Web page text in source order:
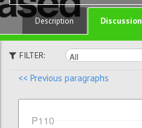
Description Discussion
FILTER:
<< Previous paragraphs
P110